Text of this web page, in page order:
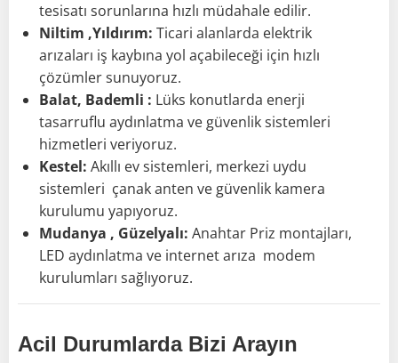
tesisatı sorunlarına hızlı müdahale edilir.
Niltim ,Yıldırım: Ticari alanlarda elektrik
arızaları iş kaybına yol açabileceği için hızlı
çözümler sunuyoruz.
Balat, Bademli : Lüks konutlarda enerji
tasarruflu aydınlatma ve güvenlik sistemleri
hizmetleri veriyoruz.
Kestel: Akıllı ev sistemleri, merkezi uydu
sistemleri çanak anten ve güvenlik kamera
kurulumu yapıyoruz.
Mudanya , Güzelyalı: Anahtar Priz montajları,
LED aydınlatma ve internet arıza modem
kurulumları sağlıyoruz.
Acil Durumlarda Bizi Arayın